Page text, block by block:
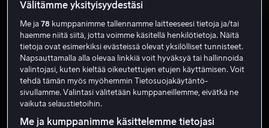
Predator - saalistaja
7.8 Toiminta
HD
Välitämme yksityisyydestäsi
Me ja78 kumppanimme tallennamme laitteeseesi tietoja ja/tai
haemme niitä siitä, jotta voimme käsitellä henkilötietoja. Näitä
tietoja ovat esimerkiksi evästeissä olevat yksilölliset tunnisteet.
Napsauttamalla alla olevaa linkkiä voit hyväksyä tai hallinnoida
valintojasi, kuten kieltää oikeutettujen etujen käyttämisen. Voit
tehdä tämän myös myöhemmin Tietosuojakäytäntö-
sivullamme. Valintasi välitetään kumppaneillemme, eivätkä ne
vaikuta selaustietoihin.
Me ja kumppanimme käsittelemme tietojasi